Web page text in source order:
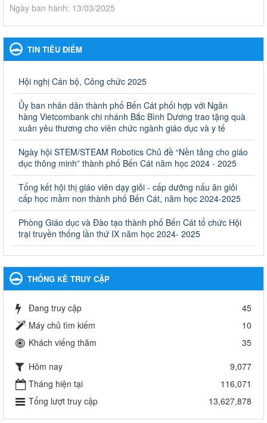
Ngày ban hành: 13/03/2025
Kế hoạch Phổ biến, giáo dục pháp luật năm 2025 của ngành
Giáo dục và Đào tạo thành phố Bến Cát
Kế hoạch Phổ biến, giáo dục pháp luật năm 2025 của ngành
Ngày ban hành: 28/02/2025
Quyết định công bố thủ tục hành chính bị bãi bỏ trong lĩnh
vực giáo dục đào tạo thuộc hệ giáo dục quốc dân và cơ sở
giáo dục khác thuộc thẩm quyền giải quyết của Sở Giáo dục
và Đào tạo, Ủy ban nhân dân cấp huyện
Quyết định công bố thủ tục hành chính bị bãi bỏ trong lĩnh vực
giáo dục đào tạo thuộc hệ giáo dục quốc dân và cơ sở giáo dục
khác thuộc thẩm quyền giải quyết của Sở Giáo dục và Đào tạo,
Ủy ban nhân dân cấp huyện
Ngày ban hành: 30/09/2024
Hướng dẫn thực hiện nhiệm vụ giáo dục tiểu học năm học
2024-2025
Hướng dẫn thực hiện nhiệm vụ giáo dục tiểu học năm học 2024-
2025
Ngày ban hành: 26/09/2024
Tổ chức các hoạt động hè cho học sinh năm 2024
Ngày ban hành: 24/05/2024
Tổ chức phong trào trồng cây xanh trong ngành Giáo dục
Tổ chức phong trào trồng cây xanh trong ngành Giáo dục và Đào
tạo năm 2024
Ngày ban hành: 16/05/2024
Thông báo về việc treo Quốc kỳ và nghỉ lễ kỉ niệm 49 năm
TIN TIÊU ĐIỂM
Hội nghị Cán bộ, Công chức 2025
Ủy ban nhân dân thành phố Bến Cát phối hợp với Ngân
hàng Vietcombank chi nhánh Bắc Bình Dương trao tặng quà
xuân yêu thương cho viên chức ngành giáo dục và y tế
Ngày hội STEM/STEAM Robotics Chủ đề “Nền tảng cho giáo
dục thông minh” thành phố Bến Cát năm học 2024 - 2025
Tổng kết hội thị giáo viên dạy giỏi - cấp dưỡng nấu ăn giỏi
cấp học mầm non thành phố Bến Cát, năm học 2024-2025
Phòng Giáo dục và Đào tạo thành phố Bến Cát tổ chức Hội
trại truyền thống lần thứ IX năm học 2024- 2025
THỐNG KÊ TRUY CẬP
Đang truy cập
45
Máy chủ tìm kiếm
10
Khách viếng thăm
35
Hôm nay
9,077
Tháng hiện tại
116,071
Tổng lượt truy cập
13,627,878